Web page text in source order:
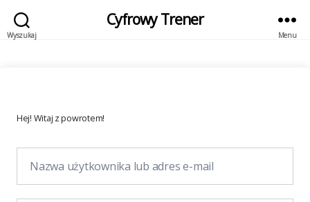
Wyszukaj
Cyfrowy Trener
Menu
Hej! Witaj z powrotem!